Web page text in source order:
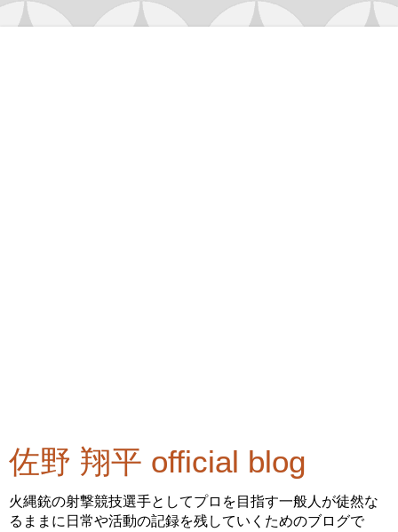
佐野 翔平 official blog
火縄銃の射撃競技選手としてプロを目指す一般人が徒然な
るままに日常や活動の記録を残していくためのブログで